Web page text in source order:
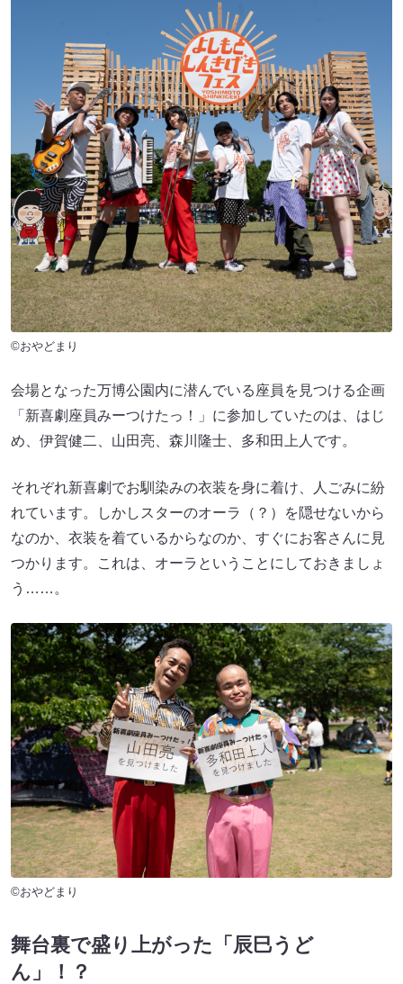
©おやどまり
会場となった万博公園内に潜んでいる座員を見つける企画
「新喜劇座員みーつけたっ！」に参加していたのは、はじ
め、伊賀健二、山田亮、森川隆士、多和田上人です。
それぞれ新喜劇でお馴染みの衣装を身に着け、人ごみに紛
れています。しかしスターのオーラ（？）を隠せないから
なのか、衣装を着ているからなのか、すぐにお客さんに見
つかります。これは、オーラということにしておきましょ
う……。
©おやどまり
舞台裏で盛り上がった「辰巳うど
ん」！？